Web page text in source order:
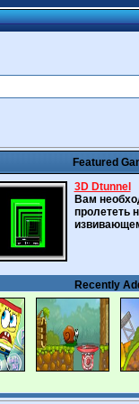
Featured
3D Dtunnel
Вам
пролететь
Recently